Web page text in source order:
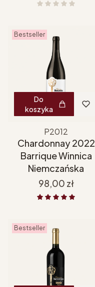
Bestseller
Do
koszyka
P2012
Chardonnay 2022
Barrique Winnica
Niemczańska
Cena
98,00 zł
Bestseller